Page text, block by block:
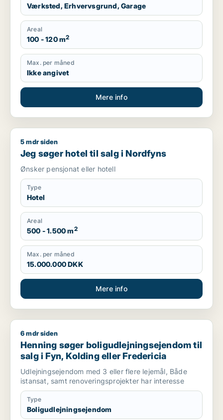
Værksted, Erhvervsgrund, Garage
Areal
100 - 120 m2
Max. per måned
Ikke angivet
Mere info
Jeg søger hotel til salg i Nordfyns
5 mdr siden
Jeg søger hotel til salg i Nordfyns
Ønsker pensjonat eller hotell
Type
Hotel
Areal
500 - 1.500 m2
Max. per måned
15.000.000 DKK
Mere info
Henning søger boligudlejningsejendom til salg i Fyn, Kolding
6 mdr siden
Henning søger boligudlejningsejendom til
salg i Fyn, Kolding eller Fredericia
Udlejningsejendom med 3 eller flere lejemål, Både
istansat, samt renoveringsprojekter har interesse
Type
Boligudlejningsejendom